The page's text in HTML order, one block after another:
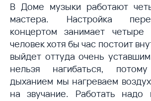
В Доме музыки работают
мастера. Настройка
концертом занимает
человек хотя бы час постоит
выйдет оттуда очень
нельзя нагибаться,
дыханием мы нагреваем
на звучание. Работать надо